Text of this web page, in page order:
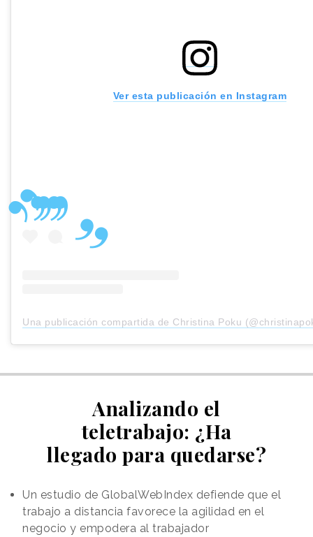
Ver esta publicación en Instagram
Una publicación compartida de Christina Poku
Analizando el
teletrabajo: ¿Ha
llegado para quedarse?
Un estudio de GlobalWebIndex defiende que el
trabajo a distancia favorece la agilidad en el
negocio y empodera al trabajador